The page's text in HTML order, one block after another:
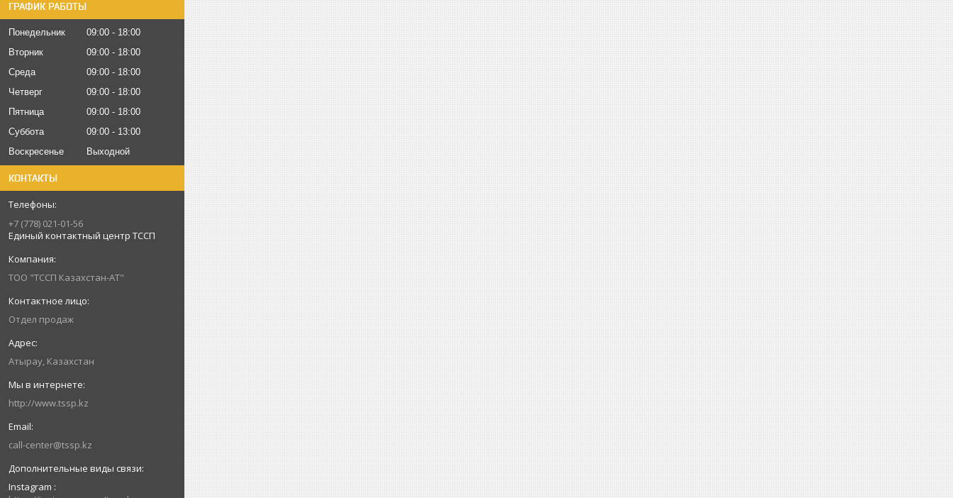
ГРАФИК РАБОТЫ
Понедельник 09:00
18:00
Вторник
09:00
18:00
Среда
09:00
18:00
Четверг
09:00
18:00
Пятница
09:00
18:00
Суббота
09:00
13:00
Воскресенье
Выходной
КОНТАКТЫ
+7 (778) 021-01-56
Единый контактный центр ТССП
ТОО "ТССП Казахстан-АТ"
Отдел продаж
Атырау, Казахстан
http://www.tssp.kz
call-center@tssp.kz
Instagram